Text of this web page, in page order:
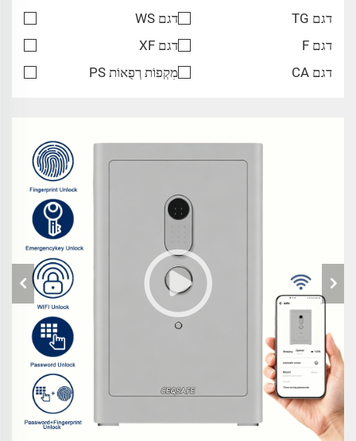
דגם TG
דגם WS
דגם F
דגם XF
דגם CA
מִקְפוֹת רְפֻאוֹת PS